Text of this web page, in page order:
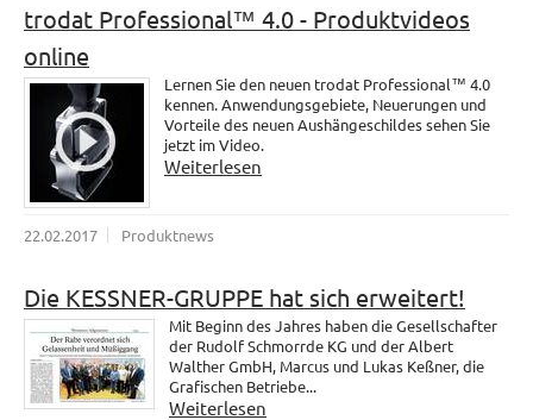
trodat Professional™ 4.0 - Produktvideos
online
Lernen Sie den neuen trodat Professional™ 4.0
kennen. Anwendungsgebiete, Neuerungen und
Vorteile des neuen Aushängeschildes sehen Sie
jetzt im Video.
Weiterlesen
22.02.2017 Produktnews
Die KESSNER-GRUPPE hat sich erweitert!
Mit Beginn des Jahres haben die Gesellschafter
der Rudolf Schmorrde KG und der Albert
Walther GmbH, Marcus und Lukas Keßner, die
Grafischen Betriebe...
Weiterlesen